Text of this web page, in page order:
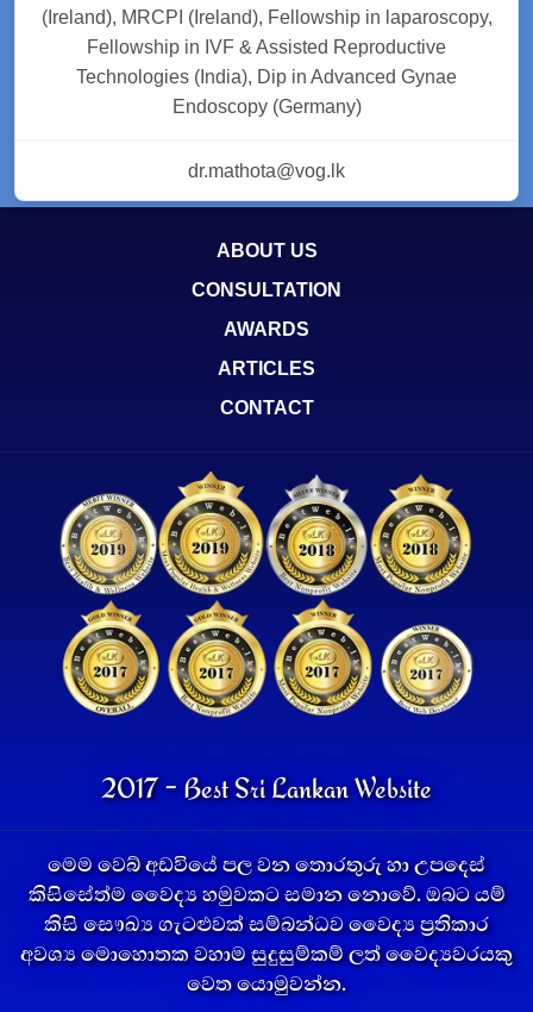
(Ireland), MRCPI (Ireland), Fellowship in laparoscopy,
Fellowship in IVF & Assisted Reproductive
Technologies (India), Dip in Advanced Gynae
Endoscopy (Germany)
dr.mathota@vog.lk
ABOUT US
CONSULTATION
AWARDS
ARTICLES
CONTACT
2017 - Best Sri Lankan Website
මෙම වෙබ් අඩවියේ පල වන තොරතුරු හා උපදෙස්
කිසිසේත්ම වෛද්‍ය හමුවකට සමාන නොවේ. ඔබට යම්
කිසි සෞඛ්‍ය ගැටළුවක් සම්බන්ධව වෛද්‍ය ප්‍රතිකාර
අවශ්‍ය මොහොතක වහාම සුදුසුම්කම් ලත් වෛද්‍යවරයකු
වෙත යොමුවන්න.